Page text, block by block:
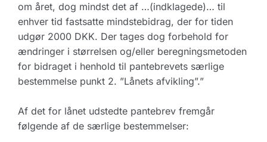
om året, dog mindst det af …(indklagede)… til
enhver tid fastsatte mindstebidrag, der for tiden
udgør 2000 DKK. Der tages dog forbehold for
ændringer i størrelsen og/eller beregningsmetoden
for bidraget i henhold til pantebrevets særlige
bestemmelse punkt 2. ”Lånets afvikling”.”
Af det for lånet udstedte pantebrev fremgår
følgende af de særlige bestemmelser: